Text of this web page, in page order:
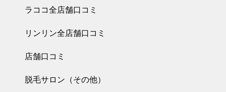
口コミ＆レビ
脱毛サロン
チナム」のレ
の真実とは？
ミュゼ全店舗口
コミ
2025.06.01
ミュゼの閉店
店舗一覧【202
ラココ全店舗口コミ
リンリン全店舗口コミ
店舗口コミ
脱毛サロン（その他）